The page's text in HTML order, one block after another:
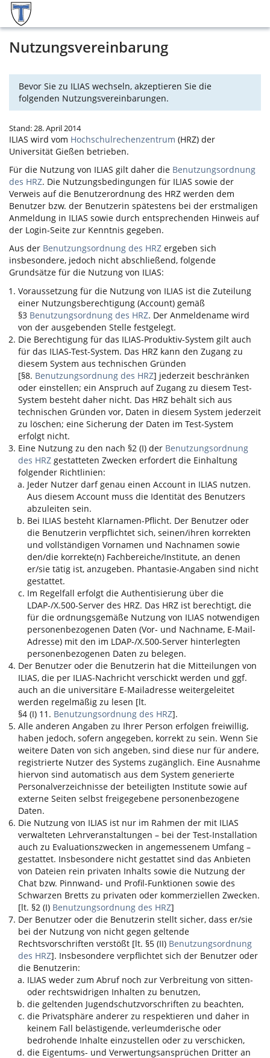
Nutzungsvereinbarung
Bevor Sie zu ILIAS wechseln, akzeptieren Sie die
folgenden Nutzungsvereinbarungen.
Stand: 28. April 2014
ILIAS wird vom Hochschulrechenzentrum (HRZ) der
Universität Gießen betrieben.
Für die Nutzung von ILIAS gilt daher die Benutzungsordnung
des HRZ. Die Nutzungsbedingungen für ILIAS sowie der
Verweis auf die Benutzerordnung des HRZ werden dem
Benutzer bzw. der Benutzerin spätestens bei der erstmaligen
Anmeldung in ILIAS sowie durch entsprechenden Hinweis auf
der Login-Seite zur Kenntnis gegeben.
Aus der Benutzungsordnung des HRZ ergeben sich
insbesondere, jedoch nicht abschließend, folgende
Grundsätze für die Nutzung von ILIAS:
Voraussetzung für die Nutzung von ILIAS ist die Zuteilung
einer Nutzungsberechtigung (Account) gemäß
§3 Benutzungsordnung des HRZ. Der Anmeldename wird
von der ausgebenden Stelle festgelegt.
Die Berechtigung für das ILIAS-Produktiv-System gilt auch
für das ILIAS-Test-System. Das HRZ kann den Zugang zu
diesem System aus technischen Gründen
[§8. Benutzungsordnung des HRZ] jederzeit beschränken
oder einstellen; ein Anspruch auf Zugang zu diesem Test-
System besteht daher nicht. Das HRZ behält sich aus
technischen Gründen vor, Daten in diesem System jederzeit
zu löschen; eine Sicherung der Daten im Test-System
erfolgt nicht.
Eine Nutzung zu den nach §2 (I) der Benutzungsordnung
des HRZ gestatteten Zwecken erfordert die Einhaltung
folgender Richtlinien:
Jeder Nutzer darf genau einen Account in ILIAS nutzen.
Aus diesem Account muss die Identität des Benutzers
abzuleiten sein.
Bei ILIAS besteht Klarnamen-Pflicht. Der Benutzer oder
die Benutzerin verpflichtet sich, seinen/ihren korrekten
und vollständigen Vornamen und Nachnamen sowie
den/die korrekte(n) Fachbereiche/Institute, an denen
er/sie tätig ist, anzugeben. Phantasie-Angaben sind nicht
gestattet.
Im Regelfall erfolgt die Authentisierung über die
LDAP-/X.500-Server des HRZ. Das HRZ ist berechtigt, die
für die ordnungsgemäße Nutzung von ILIAS notwendigen
personenbezogenen Daten (Vor- und Nachname, E-Mail-
Adresse) mit den im LDAP-/X.500-Server hinterlegten
personenbezogenen Daten zu belegen.
Der Benutzer oder die Benutzerin hat die Mitteilungen von
ILIAS, die per ILIAS-Nachricht verschickt werden und ggf.
auch an die universitäre E-Mailadresse weitergeleitet
werden regelmäßig zu lesen [lt.
§4 (I) 11. Benutzungsordnung des HRZ].
Alle anderen Angaben zu Ihrer Person erfolgen freiwillig,
haben jedoch, sofern angegeben, korrekt zu sein. Wenn Sie
weitere Daten von sich angeben, sind diese nur für andere,
registrierte Nutzer des Systems zugänglich. Eine Ausnahme
hiervon sind automatisch aus dem System generierte
Personalverzeichnisse der beteiligten Institute sowie auf
externe Seiten selbst freigegebene personenbezogene
Daten.
Die Nutzung von ILIAS ist nur im Rahmen der mit ILIAS
verwalteten Lehrveranstaltungen – bei der Test-Installation
auch zu Evaluationszwecken in angemessenem Umfang –
gestattet. Insbesondere nicht gestattet sind das Anbieten
von Dateien rein privaten Inhalts sowie die Nutzung der
Chat bzw. Pinnwand- und Profil-Funktionen sowie des
Schwarzen Bretts zu privaten oder kommerziellen Zwecken.
[lt. §2 (I) Benutzungsordnung des HRZ]
Der Benutzer oder die Benutzerin stellt sicher, dass er/sie
bei der Nutzung von nicht gegen geltende
Rechtsvorschriften verstößt [lt. §5 (II) Benutzungsordnung
des HRZ]. Insbesondere verpflichtet sich der Benutzer oder
die Benutzerin:
ILIAS weder zum Abruf noch zur Verbreitung von sitten-
oder rechtswidrigen Inhalten zu benutzen,
die geltenden Jugendschutzvorschriften zu beachten,
die Privatsphäre anderer zu respektieren und daher in
keinem Fall belästigende, verleumderische oder
bedrohende Inhalte einzustellen oder zu verschicken,
die Eigentums- und Verwertungsansprüchen Dritter an